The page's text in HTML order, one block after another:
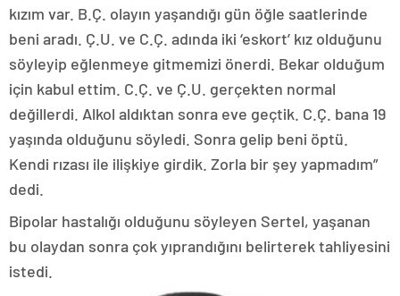
kızım var. B.Ç. olayın yaşandığı gün öğle saatlerinde
beni aradı. Ç.U. ve C.Ç. adında iki ‘eskort’ kız olduğunu
söyleyip eğlenmeye gitmemizi önerdi. Bekar olduğum
için kabul ettim. C.Ç. ve Ç.U. gerçekten normal
değillerdi. Alkol aldıktan sonra eve geçtik. C.Ç. bana 19
yaşında olduğunu söyledi. Sonra gelip beni öptü.
Kendi rızası ile ilişkiye girdik. Zorla bir şey yapmadım”
dedi.
Bipolar hastalığı olduğunu söyleyen Sertel, yaşanan
bu olaydan sonra çok yıprandığını belirterek tahliyesini
istedi.